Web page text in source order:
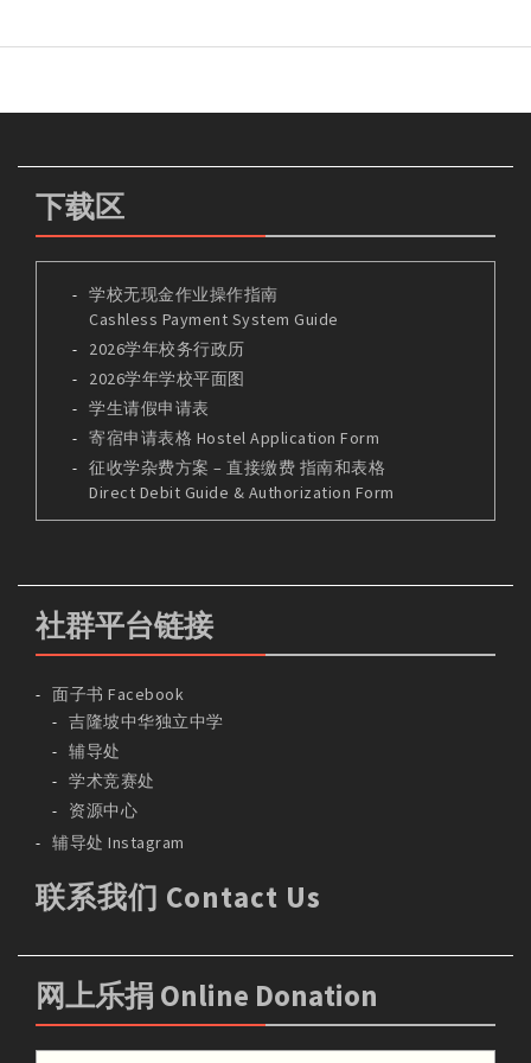
下载区
学校无现金作业操作指南
Cashless Payment System Guide
2026学年校务行政历
2026学年学校平面图
学生请假申请表
寄宿申请表格 Hostel Application Form
征收学杂费方案 – 直接缴费 指南和表格
Direct Debit Guide & Authorization Form
社群平台链接
面子书 Facebook
吉隆坡中华独立中学
辅导处
学术竞赛处
资源中心
辅导处 Instagram
联系我们 Contact Us
网上乐捐 Online Donation